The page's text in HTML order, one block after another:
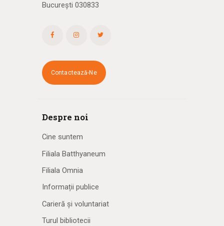
București 030833
Contactează-Ne
Despre noi
Cine suntem
Filiala Batthyaneum
Filiala Omnia
Informații publice
Carieră și voluntariat
Turul bibliotecii